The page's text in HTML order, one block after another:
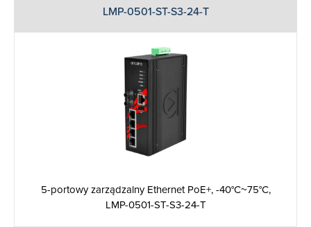
LMP-0501-ST-S3-24-T
5-portowy zarządzalny Ethernet PoE+, -40°C~75°C,
LMP-0501-ST-S3-24-T